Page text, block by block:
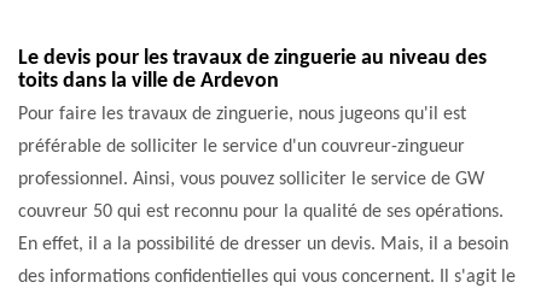
Le devis pour les travaux de zinguerie au niveau des
toits dans la ville de Ardevon
Pour faire les travaux de zinguerie, nous jugeons qu'il est
préférable de solliciter le service d'un couvreur-zingueur
professionnel. Ainsi, vous pouvez solliciter le service de GW
couvreur 50 qui est reconnu pour la qualité de ses opérations.
En effet, il a la possibilité de dresser un devis. Mais, il a besoin
des informations confidentielles qui vous concernent. Il s'agit le